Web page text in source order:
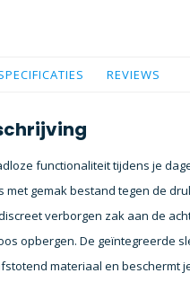
REVIEWS
functionaliteit tijdens je
met gemak bestand tegen de
verborgen zak aan de
opbergen. De geïntegreerde
materiaal en beschermt